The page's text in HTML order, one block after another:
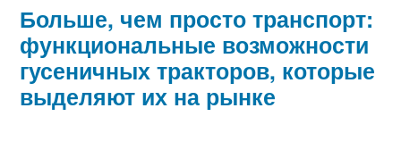
Больше, чем просто транспорт:
функциональные возможности
гусеничных тракторов, которые
выделяют их на рынке